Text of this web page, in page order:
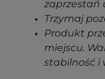
zaprzestań
Trzymaj
Produkt
miejscu.
stabilność i